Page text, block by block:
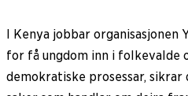
I Kenya jobbar
for få ungdom inn i folkevalde
demokratiske prosessar,